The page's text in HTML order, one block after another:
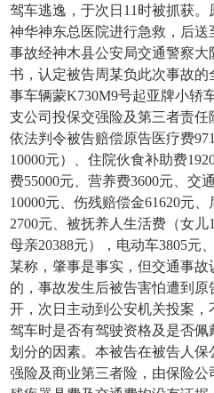
驾车逃逸，于次日11时被抓获
神华神东总医院进行急救，后
事故经神木县公安局交通警察
书，认定被告周某负此次事故
事车辆蒙K730M9号起亚牌小轿
支公司投保交强险及第三者责
依法判令被告赔偿原告医疗费
10000元）、住院伙食补助费
费55000元、营养费3600元、交
10000元、伤残赔偿金61620元
2700元、被抚养人生活费（女儿
母亲20388元），电动车3805元
某称，肇事是事实，但交通事
的，事故发生后被告害怕遭到
开，次日主动到公安机关投案
驾车时是否有驾驶资格及是否
划分的因素。本被告在被告人
强险及商业第三者险，由保险